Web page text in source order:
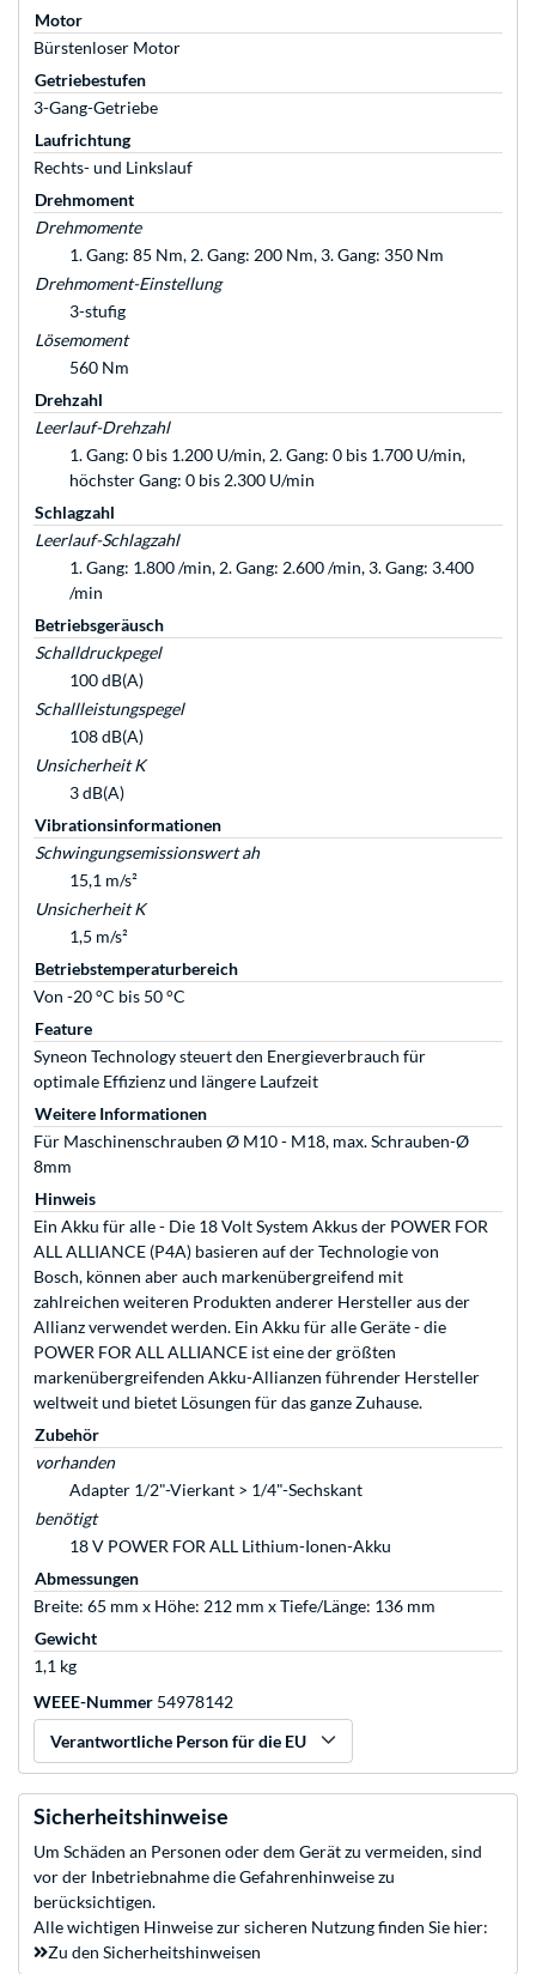
Motor
Bürstenloser Motor
Getriebestufen
3-Gang-Getriebe
Laufrichtung
Rechts- und Linkslauf
Drehmoment
Drehmomente
1. Gang: 85 Nm, 2. Gang: 200 Nm, 3. Gang: 350 Nm
Drehmoment-Einstellung
3-stufig
Lösemoment
560 Nm
Drehzahl
Leerlauf-Drehzahl
1. Gang: 0 bis 1.200 U/min, 2. Gang: 0 bis 1.700 U/min,
höchster Gang: 0 bis 2.300 U/min
Schlagzahl
Leerlauf-Schlagzahl
1. Gang: 1.800 /min, 2. Gang: 2.600 /min, 3. Gang: 3.400
/min
Betriebsgeräusch
Schalldruckpegel
100 dB(A)
Schallleistungspegel
108 dB(A)
Unsicherheit K
3 dB(A)
Vibrationsinformationen
Schwingungsemissionswert ah
15,1 m/s²
Unsicherheit K
1,5 m/s²
Betriebstemperaturbereich
Von -20 °C bis 50 °C
Feature
Syneon Technology steuert den Energieverbrauch für
optimale Effizienz und längere Laufzeit
Weitere Informationen
Für Maschinenschrauben Ø M10 - M18, max. Schrauben-Ø
8mm
Hinweis
Ein Akku für alle - Die 18 Volt System Akkus der POWER FOR
ALL ALLIANCE (P4A) basieren auf der Technologie von
Bosch, können aber auch markenübergreifend mit
zahlreichen weiteren Produkten anderer Hersteller aus der
Allianz verwendet werden. Ein Akku für alle Geräte - die
POWER FOR ALL ALLIANCE ist eine der größten
markenübergreifenden Akku-Allianzen führender Hersteller
weltweit und bietet Lösungen für das ganze Zuhause.
Zubehör
vorhanden
Adapter 1/2"-Vierkant > 1/4"-Sechskant
benötigt
18 V POWER FOR ALL Lithium-Ionen-Akku
Abmessungen
Breite: 65 mm x Höhe: 212 mm x Tiefe/Länge: 136 mm
Gewicht
1,1 kg
WEEE-Nummer 54978142
Verantwortliche Person für die EU
Sicherheitshinweise
Um Schäden an Personen oder dem Gerät zu vermeiden, sind
vor der Inbetriebnahme die Gefahrenhinweise zu
berücksichtigen.
Alle wichtigen Hinweise zur sicheren Nutzung finden Sie hier:
Zu den Sicherheitshinweisen